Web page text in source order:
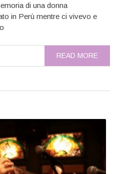
di una donna
in Perù mentre ci vivevo e
READ MORE